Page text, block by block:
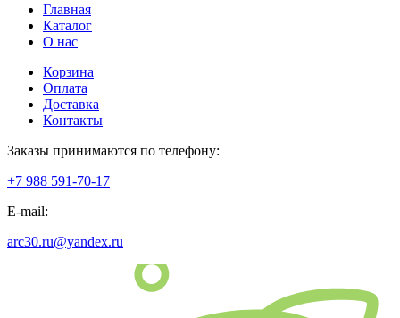
Главная
Каталог
О нас
Корзина
Оплата
Доставка
Контакты
Заказы принимаются по телефону:
+7 988 591-70-17
E-mail:
arc30.ru@yandex.ru